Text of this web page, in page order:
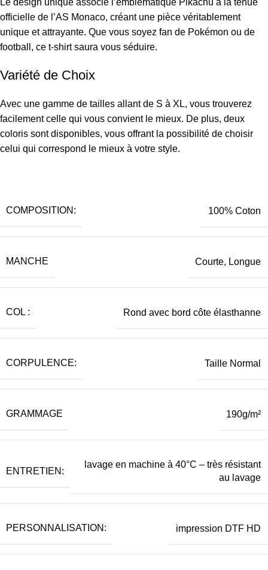
Le design unique associe l’emblématique Pikachu à la tenue
officielle de l’AS Monaco, créant une pièce véritablement
unique et attrayante. Que vous soyez fan de Pokémon ou de
football, ce t-shirt saura vous séduire.
Variété de Choix
Avec une gamme de tailles allant de S à XL, vous trouverez
facilement celle qui vous convient le mieux. De plus, deux
coloris sont disponibles, vous offrant la possibilité de choisir
celui qui correspond le mieux à votre style.
COMPOSITION: 100% Coton
MANCHE Courte, Longue
COL : Rond avec bord côte élasthanne
CORPULENCE: Taille Normal
GRAMMAGE 190g/m²
ENTRETIEN:
lavage en machine à 40°C – très résistant
au lavage
PERSONNALISATION: impression DTF HD